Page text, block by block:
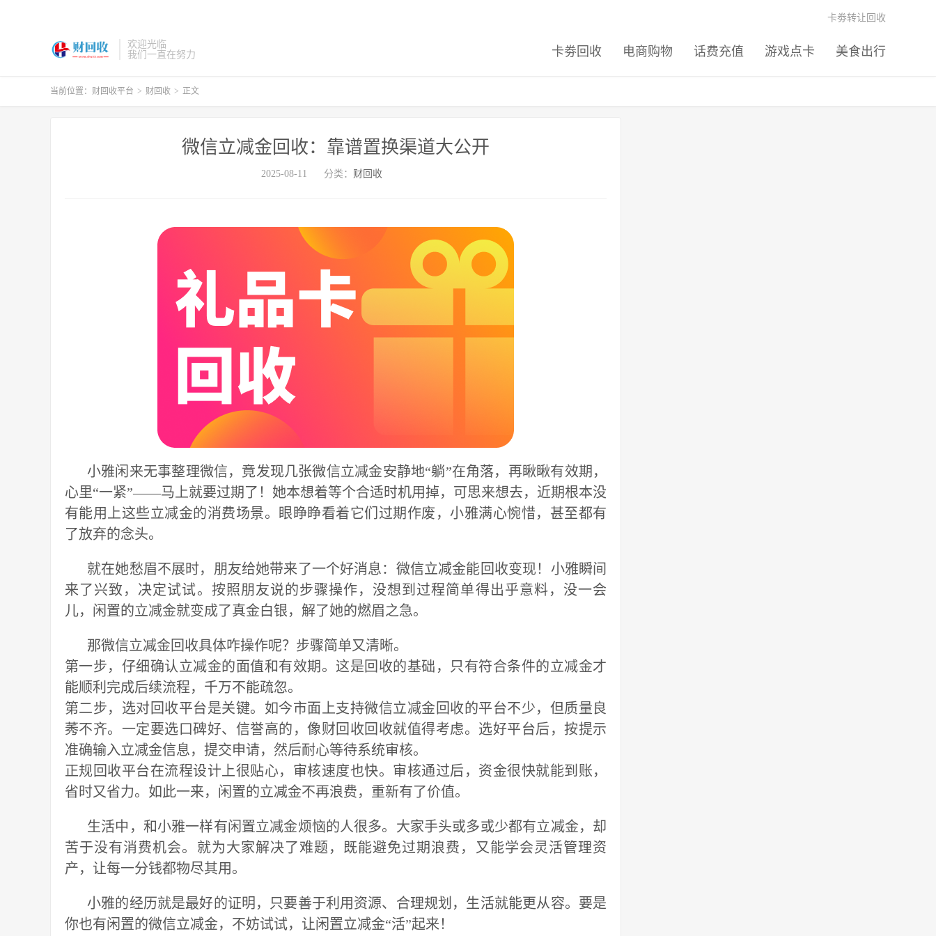
欢迎光临
我们一直在努力
卡劵回收 电商购物 话费充值 游戏点卡 美食出行
卡劵转让回收
当前位置： 财回收平台 > 财回收 > 正文
微信立减金回收：靠谱置换渠道大公开
2025-08-11 分类： 财回收
小雅闲来无事整理微信，竟发现几张微信立减金安静地“躺”在角落，再瞅瞅有效期，
心里“一紧”——马上就要过期了！她本想着等个合适时机用掉，可思来想去，近期根本没
有能用上这些立减金的消费场景。眼睁睁看着它们过期作废，小雅满心惋惜，甚至都有
了放弃的念头。
就在她愁眉不展时，朋友给她带来了一个好消息：微信立减金能回收变现！小雅瞬间
来了兴致，决定试试。按照朋友说的步骤操作，没想到过程简单得出乎意料，没一会
儿，闲置的立减金就变成了真金白银，解了她的燃眉之急。
那微信立减金回收具体咋操作呢？步骤简单又清晰。
第一步，仔细确认立减金的面值和有效期。这是回收的基础，只有符合条件的立减金才
能顺利完成后续流程，千万不能疏忽。
第二步，选对回收平台是关键。如今市面上支持微信立减金回收的平台不少，但质量良
莠不齐。一定要选口碑好、信誉高的，像财回收回收就值得考虑。选好平台后，按提示
准确输入立减金信息，提交申请，然后耐心等待系统审核。
正规回收平台在流程设计上很贴心，审核速度也快。审核通过后，资金很快就能到账，
省时又省力。如此一来，闲置的立减金不再浪费，重新有了价值。
生活中，和小雅一样有闲置立减金烦恼的人很多。大家手头或多或少都有立减金，却
苦于没有消费机会。就为大家解决了难题，既能避免过期浪费，又能学会灵活管理资
产，让每一分钱都物尽其用。
小雅的经历就是最好的证明，只要善于利用资源、合理规划，生活就能更从容。要是
你也有闲置的微信立减金，不妨试试，让闲置立减金“活”起来！